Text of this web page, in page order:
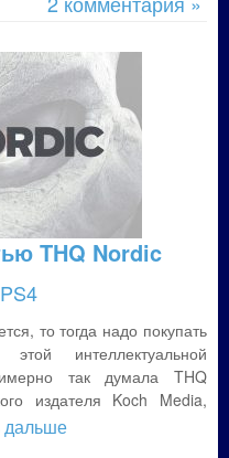
THQ Nordic
то тогда надо покупать
интеллектуальной
так думала THQ
издателя Koch Media,
дальше